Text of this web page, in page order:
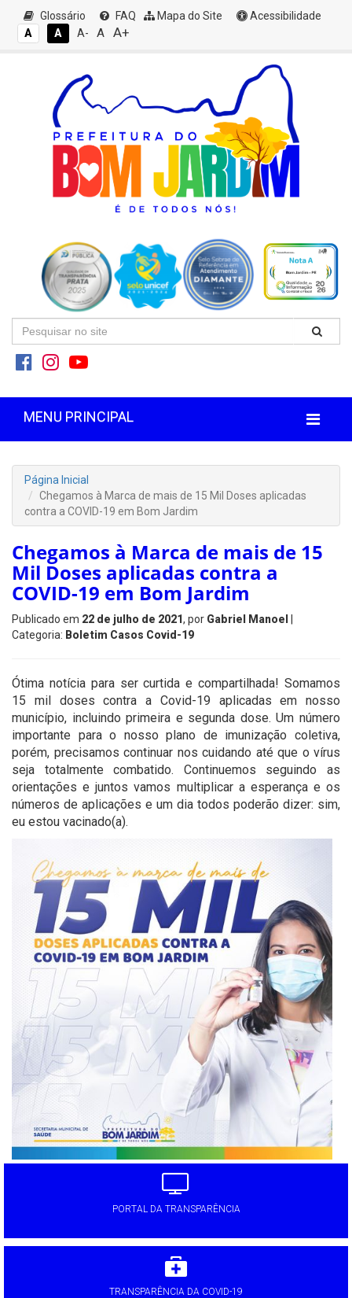
Glossário FAQ Mapa do Site
Acessibilidade
A
A A- A A+
MENU PRINCIPAL
Página Inicial
Chegamos à Marca de mais de 15 Mil Doses aplicadas
contra a COVID-19 em Bom Jardim
Chegamos à Marca de mais de 15
Mil Doses aplicadas contra a
COVID-19 em Bom Jardim
Publicado em 22 de julho de 2021, por Gabriel Manoel
Categoria: Boletim Casos Covid-19
Ótima notícia para ser curtida e compartilhada! Somamos
15 mil doses contra a Covid-19 aplicadas em nosso
município, incluindo primeira e segunda dose. Um número
importante para o nosso plano de imunização coletiva,
porém, precisamos continuar nos cuidando até que o vírus
seja totalmente combatido. Continuemos seguindo as
orientações e juntos vamos multiplicar a esperança e os
números de aplicações e um dia todos poderão dizer: sim,
eu estou vacinado(a).
PORTAL DA TRANSPARÊNCIA
TRANSPARÊNCIA DA COVID-19